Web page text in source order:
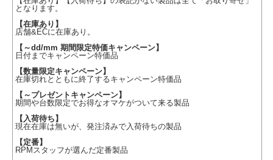
となります。
【在庫あり】
店舗&ECに在庫あり。
【～dd/mm 期間限定特価キャンペーン】
日付までキャンペーン特価品
【数量限定キャンペーン】
在庫切れとともに終了するキャンペーン特価品
【～プレゼントキャンペーン】
期間や台数限定でお得なオマケがついて来る製品
【入荷待ち】
現在在庫は無いが、発注済みで入荷待ちの製品
【定番】
RPMスタッフが選んだ定番製品